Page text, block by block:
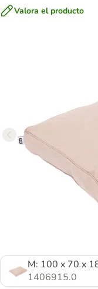
Valora el producto
M: 100 x 70 x
1406915.0